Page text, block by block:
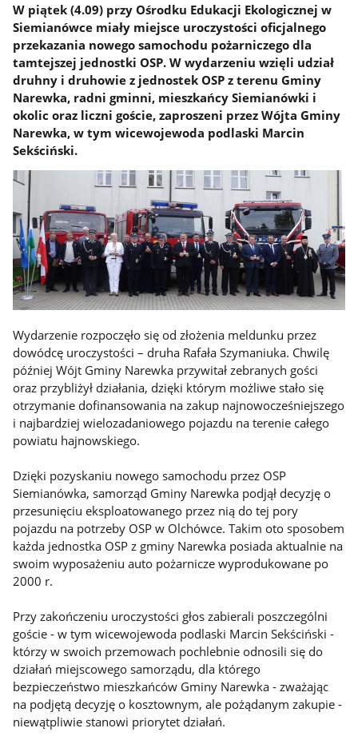
W piątek (4.09) przy Ośrodku Edukacji Ekologicznej w
Siemianówce miały miejsce uroczystości oficjalnego
przekazania nowego samochodu pożarniczego dla
tamtejszej jednostki OSP. W wydarzeniu wzięli udział
druhny i druhowie z jednostek OSP z terenu Gminy
Narewka, radni gminni, mieszkańcy Siemianówki i
okolic oraz liczni goście, zaproszeni przez Wójta Gminy
Narewka, w tym wicewojewoda podlaski Marcin
Sekściński.
Wydarzenie rozpoczęło się od złożenia meldunku przez
dowódcę uroczystości – druha Rafała Szymaniuka. Chwilę
później Wójt Gminy Narewka przywitał zebranych gości
oraz przybliżył działania, dzięki którym możliwe stało się
otrzymanie dofinansowania na zakup najnowocześniejszego
i najbardziej wielozadaniowego pojazdu na terenie całego
powiatu hajnowskiego.
Dzięki pozyskaniu nowego samochodu przez OSP
Siemianówka, samorząd Gminy Narewka podjął decyzję o
przesunięciu eksploatowanego przez nią do tej pory
pojazdu na potrzeby OSP w Olchówce. Takim oto sposobem
każda jednostka OSP z gminy Narewka posiada aktualnie na
swoim wyposażeniu auto pożarnicze wyprodukowane po
2000 r.
Przy zakończeniu uroczystości głos zabierali poszczególni
goście - w tym wicewojewoda podlaski Marcin Sekściński -
którzy w swoich przemowach pochlebnie odnosili się do
działań miejscowego samorządu, dla którego
bezpieczeństwo mieszkańców Gminy Narewka - zważając
na podjętą decyzję o kosztownym, ale pożądanym zakupie -
niewątpliwie stanowi priorytet działań.